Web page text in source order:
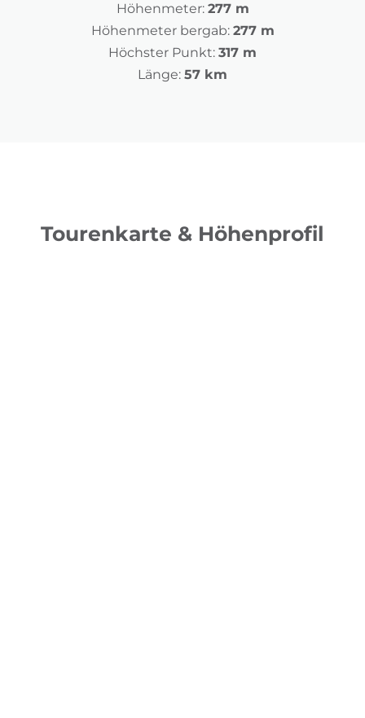
Höhenmeter: 277 m
Höhenmeter bergab: 277 m
Höchster Punkt: 317 m
Länge: 57 km
Tourenkarte & Höhenprofil